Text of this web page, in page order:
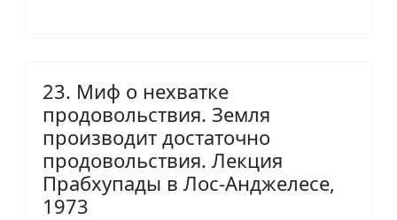
23. Миф о нехватке
продовольствия. Земля
производит достаточно
продовольствия. Лекция
Прабхупады в Лос-Анджелесе,
1973